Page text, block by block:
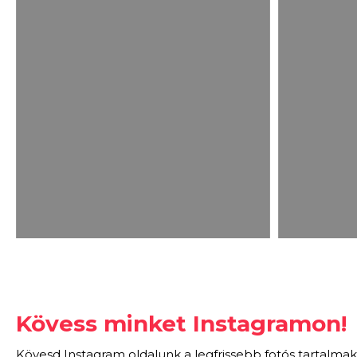
Kövess minket Instagramon!
Kövesd Instagram oldalunk a legfrissebb fotós